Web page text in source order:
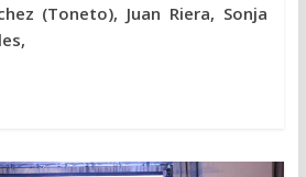
(Toneto), Juan Riera, Sonja